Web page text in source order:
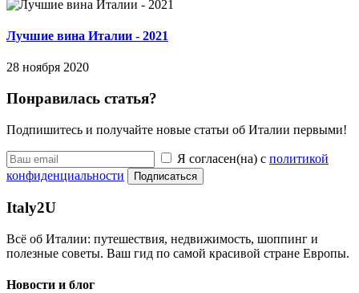
Лучшие вина Италии - 2021
28 ноября 2020
Понравилась статья?
Подпишитесь и получайте новые статьи об Италии первыми!
Я согласен(на) с политикой
конфиденциальности
Подписаться
Italy2U
Всё об Италии: путешествия, недвижимость, шоппинг и
полезные советы. Ваш гид по самой красивой стране Европы.
Новости и блог